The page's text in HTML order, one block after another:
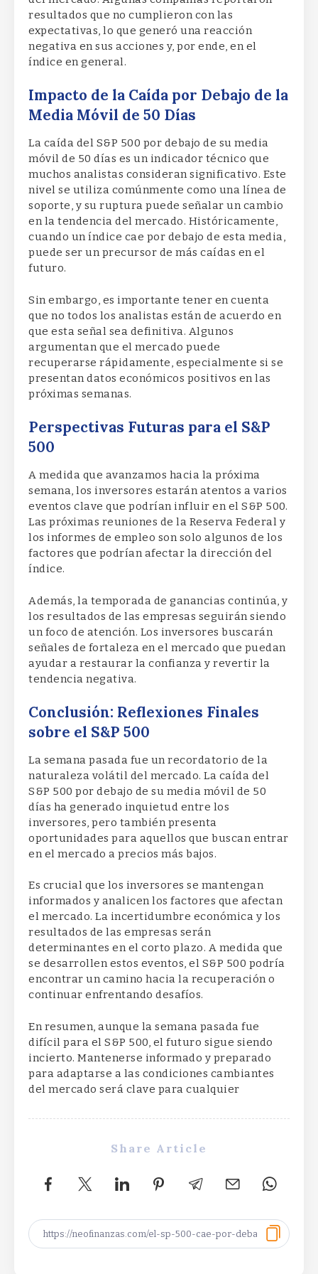
resultados que no cumplieron con las
expectativas, lo que generó una reacción
negativa en sus acciones y, por ende, en el
índice en general.
Impacto de la Caída por Debajo de la
Media Móvil de 50 Días
La caída del S&P 500 por debajo de su media
móvil de 50 días es un indicador técnico que
muchos analistas consideran significativo. Este
nivel se utiliza comúnmente como una línea de
soporte, y su ruptura puede señalar un cambio
en la tendencia del mercado. Históricamente,
cuando un índice cae por debajo de esta media,
puede ser un precursor de más caídas en el
futuro.
Sin embargo, es importante tener en cuenta
que no todos los analistas están de acuerdo en
que esta señal sea definitiva. Algunos
argumentan que el mercado puede
recuperarse rápidamente, especialmente si se
presentan datos económicos positivos en las
próximas semanas.
Perspectivas Futuras para el S&P
500
A medida que avanzamos hacia la próxima
semana, los inversores estarán atentos a varios
eventos clave que podrían influir en el S&P 500.
Las próximas reuniones de la Reserva Federal y
los informes de empleo son solo algunos de los
factores que podrían afectar la dirección del
índice.
Además, la temporada de ganancias continúa, y
los resultados de las empresas seguirán siendo
un foco de atención. Los inversores buscarán
señales de fortaleza en el mercado que puedan
ayudar a restaurar la confianza y revertir la
tendencia negativa.
Conclusión: Reflexiones Finales
sobre el S&P 500
La semana pasada fue un recordatorio de la
naturaleza volátil del mercado. La caída del
S&P 500 por debajo de su media móvil de 50
días ha generado inquietud entre los
inversores, pero también presenta
oportunidades para aquellos que buscan entrar
en el mercado a precios más bajos.
Es crucial que los inversores se mantengan
informados y analicen los factores que afectan
el mercado. La incertidumbre económica y los
resultados de las empresas serán
determinantes en el corto plazo. A medida que
se desarrollen estos eventos, el S&P 500 podría
encontrar un camino hacia la recuperación o
continuar enfrentando desafíos.
En resumen, aunque la semana pasada fue
difícil para el S&P 500, el futuro sigue siendo
incierto. Mantenerse informado y preparado
para adaptarse a las condiciones cambiantes
del mercado será clave para cualquier
Share Article